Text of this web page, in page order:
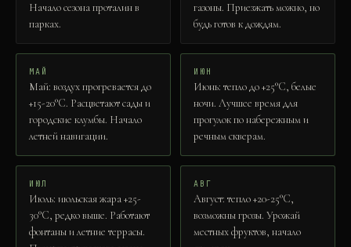
Начало сезона проталин в
парках.
газоны. Приезжать можно, но
будь готов к дождям.
МАЙ
Май: воздух прогревается до
+15-20°C. Расцветают сады и
городские клумбы. Начало
летней навигации.
ИЮН
Июнь: тепло до +25°C, белые
ночи. Лучшее время для
прогулок по набережным и
речным скверам.
ИЮЛ
Июль: июльская жара +25-
30°C, редко выше. Работают
фонтаны и летние террасы.
АВГ
Август: тепло +20-25°C,
возможны грозы. Урожай
местных фруктов, начало